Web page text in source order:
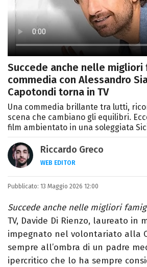
Succede anche nelle migliori
commedia con Alessandro
Capotondi torna in TV
Una commedia brillante tra lutti,
scena che cambiano gli equilibri.
film ambientato in una soleggiata
Riccardo Greco
WEB EDITOR
LINKEDIN
Si avvicina all'editoria
come Fashion Editor. Si
Comunicazione digitale,
Nuovi media presso La
collaborando con alcune
stampa.
Pubblicato: 13 Maggio 2026 12:00
Succede anche nelle migliori
TV, Davide Di Rienzo, laureato in
impegnato nel volontariato alla
sempre all’ombra di un padre
ipercritico che lo ha sempre